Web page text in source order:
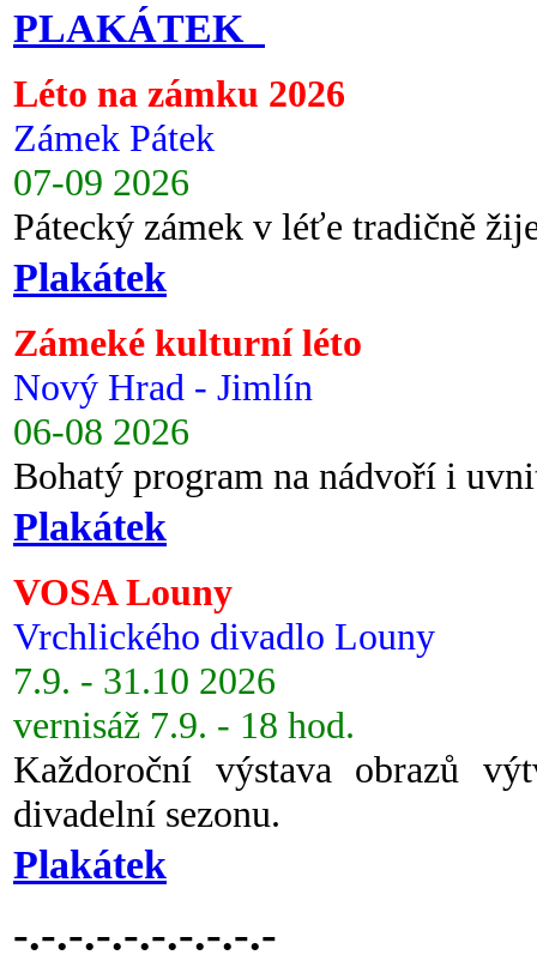
PLAKÁTEK
Léto na zámku 2026
Zámek Pátek
07-09 2026
Pátecký zámek v léťe tradičně
Plakátek
Zámeké kulturní léto
Nový Hrad - Jimlín
06-08 2026
Bohatý program na nádvoří i
Plakátek
VOSA Louny
Vrchlického divadlo Louny
7.9. - 31.10 2026
vernisáž 7.9. - 18 hod.
Každoroční výstava obrazů
divadelní sezonu.
Plakátek
-.-.-.-.-.-.-.-.-.-